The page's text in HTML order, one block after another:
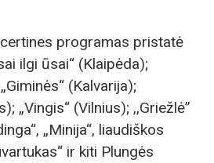
programas pristatė
ilgi ūsai“ (Klaipėda);
(Kalvarija);
„Vingis“ (Vilnius); ,,Griežlė”
„Minija“, liaudiškos
ir kiti Plungės